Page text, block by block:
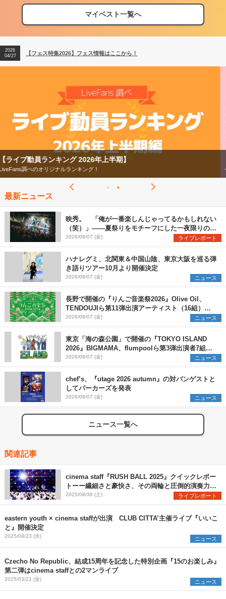
マイベスト一覧へ
【フェス特集2026】フェス情報はここから！
【ライブ動員ランキング】2026年上半期編発表！
2026
04/27
【フェス特集2026】フェス情報はここから！
2026
【フェス特集2026】
今年もフェスの季節がやってきた！
最新ニュース
映秀。 「俺が一番楽しんじゃってるかもしれない
（笑）」――夏祭りをモチーフにした一夜限りのス
ペシャルライブ『色祭』レポート
2026/08/07 (金) ライブレポート
ハナレグミ、北関東＆中国山陰、東京大阪を巡る弾
き語りツアー10月より開催決定
2026/08/07 (金) ニュース
長野で開催の『りんご音楽祭2026』Olive Oil、
TENDOUJIら第11弾出演アーティスト（16組）を
発表
2026/08/07 (金) ニュース
東京「海の森公園」で開催の『TOKYO ISLAND
2026』BIGMAMA、flumpoolら第3弾出演者7組を
発表 ワークショップ・アート出展者を募集
2026/08/07 (金) ニュース
chef’s、『utage 2026 autumn』の対バンゲストと
してパーカーズを発表
2026/08/07 (金) ニュース
ニュース一覧へ
関連記事
cinema staff『RUSH BALL 2025』クイックレポー
トーー繊細さと豪快さ、その両輪と圧倒的演奏力で
魅せた堂々のステージ
2025/08/30 (土) ライブレポート
eastern youth × cinema staffが出演 CLUB CITTA’主催ライブ『いいこ
と』開催決定
2025/04/23 (水) ニュース
Czecho No Republic、結成15周年を記念した特別企画『15のお楽しみ』
第二弾はcinema staffとの2マンライブ
2025/03/21 (金) ニュース